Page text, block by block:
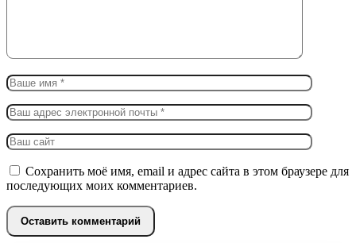
Сохранить моё имя, email и адрес сайта в этом браузере для
последующих моих комментариев.